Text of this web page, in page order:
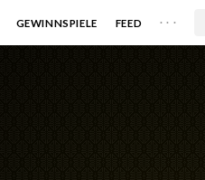
GEWINNSPIELE FEED . . .